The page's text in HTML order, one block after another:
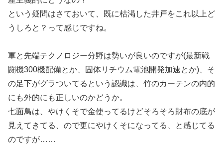
という疑問はさておいて、既に枯渇した井戸をこれ以上ど
うしろと？って感じですね。
軍と先端テクノロジー分野は勢いが良いのですが(最新戦
闘機300機配備とか、固体リチウム電池開発加速とか)、そ
の足下がグラついてるという認識は、竹のカーテンの内的
にも外的にも正しいのかどうか。
七面鳥は、やけくそで金使ってるけどそろそろ財布の底が
見えてきてる、ので更にやけくそになってる、と感じてる
のですが……